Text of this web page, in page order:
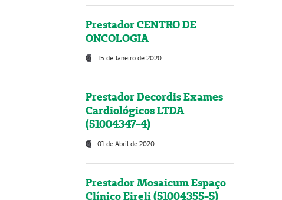
Prestador CENTRO DE
ONCOLOGIA
15 de Janeiro de 2020
Prestador Decordis Exames
Cardiológicos LTDA
(51004347-4)
01 de Abril de 2020
Prestador Mosaicum Espaço
Clínico Eireli (51004355-5)